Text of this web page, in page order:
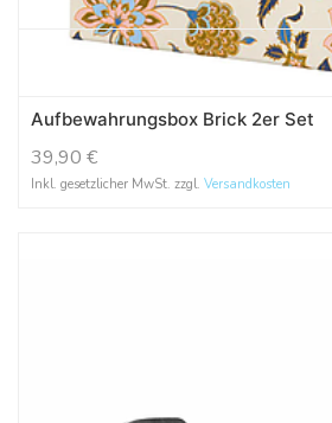
Aufbewahrungsbox Brick 2er Set
39,90 €
Inkl. gesetzlicher MwSt. zzgl. Versandkosten